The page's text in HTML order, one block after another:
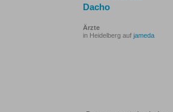
Dacho
Ärzte
in Heidelberg auf jameda